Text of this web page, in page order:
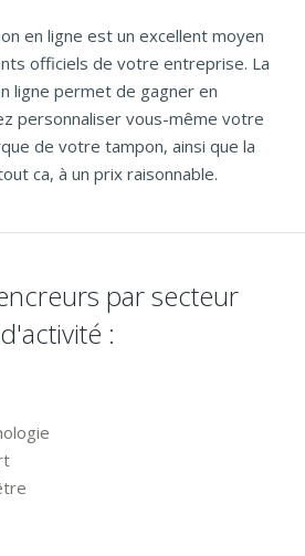
en ligne est un excellent moyen
officiels de votre entreprise. La
ligne permet de gagner en
personnaliser vous-même votre
de votre tampon, ainsi que la
ca, à un prix raisonnable.
par secteur
d'activité :